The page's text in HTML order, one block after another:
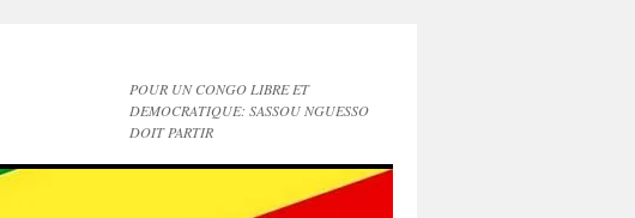
POUR UN CONGO LIBRE ET
DEMOCRATIQUE: SASSOU NGUESSO
DOIT PARTIR